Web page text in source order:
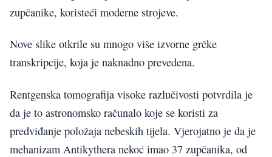
zupčanike, koristeći moderne strojeve.
Nove slike otkrile su mnogo više izvorne grčke
transkripcije, koja je naknadno prevedena.
Rentgenska tomografija visoke razlučivosti potvrdila je
da je to astronomsko računalo koje se koristi za
predviđanje položaja nebeskih tijela. Vjerojatno je da je
mehanizam Antikythera nekoć imao 37 zupčanika, od